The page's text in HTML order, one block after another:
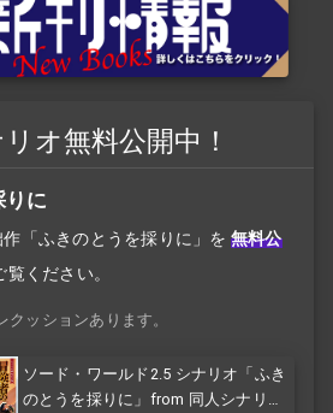
オ無料公開中！
に
「ふきのとうを採りに」を 無料公
ください。
クッションあります。
ソード・ワールド2.5 シナリオ「ふき
のとうを採りに」from 同人シナリオ